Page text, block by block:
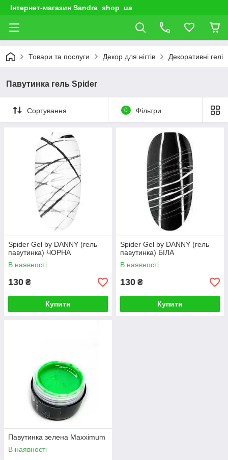
Інтернет-магазин Sandra_shop_ua
Товари та послуги Декор для нігтів Декоративні гелі
Павутинка гель Spider
Сортування 0 Фільтри
Spider Gel by DANNY (гель
павутинка) ЧОРНА
В наявності
130 ₴
Купити
Spider Gel by DANNY (гель
павутинка) БІЛА
В наявності
130 ₴
Купити
Павутинка зелена Maxximum
В наявності